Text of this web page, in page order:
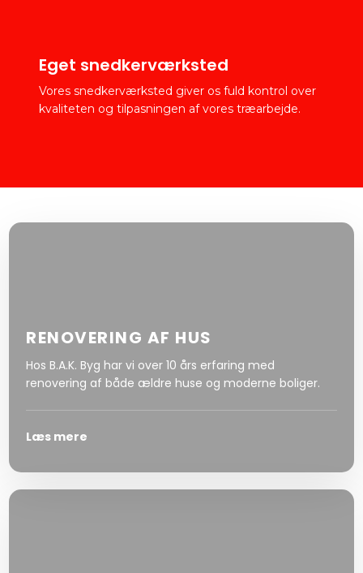
Eget snedkerværksted
Vores snedkerværksted giver os fuld kontrol over
kvaliteten og tilpasningen af vores træarbejde.
RENOVERING AF HUS
Hos B.A.K. Byg har vi over 10 års erfaring med
renovering af både ældre huse og moderne boliger.
Læs mere